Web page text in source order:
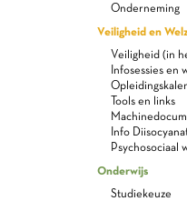
Onderneming
Veiligheid en
Veiligheid (in
Infosessies en
Tools en links
Info
Psychosociaal
Onderwijs
Studiekeuze